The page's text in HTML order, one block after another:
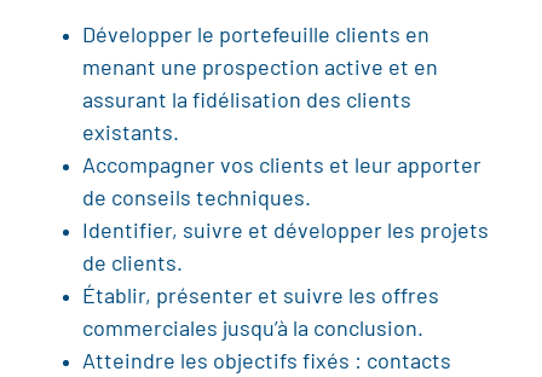
Développer le portefeuille clients en
menant une prospection active et en
assurant la fidélisation des clients
existants.
Accompagner vos clients et leur apporter
de conseils techniques.
Identifier, suivre et développer les projets
de clients.
Établir, présenter et suivre les offres
commerciales jusqu’à la conclusion.
Atteindre les objectifs fixés : contacts